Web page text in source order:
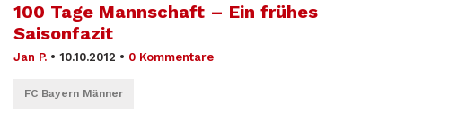
100 Tage Mannschaft – Ein frühes
Saisonfazit
Jan P. • 10.10.2012 • 0 Kommentare
FC Bayern Männer